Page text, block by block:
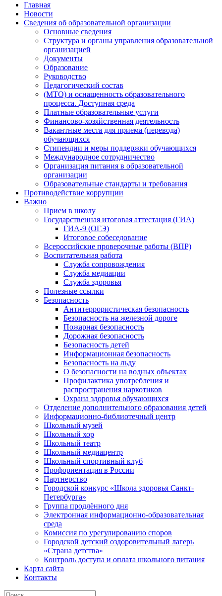
Главная
Новости
Сведения об образовательной организации
Основные сведения
Структура и органы управления образовательной
организацией
Документы
Образование
Руководство
Педагогический состав
(МТО) и оснащенность образовательного
процесса. Доступная среда
Платные образовательные услуги
Финансово-хозяйственная деятельность
Вакантные места для приема (перевода)
обучающихся
Стипендии и меры поддержки обучающихся
Международное сотрудничество
Организация питания в образовательной
организации
Образовательные стандарты и требования
Противодействие коррупции
Важно
Прием в школу
Государственная итоговая аттестация (ГИА)
ГИА-9 (ОГЭ)
Итоговое собеседование
Всероссийские проверочные работы (ВПР)
Воспитательная работа
Служба сопровождения
Служба медиации
Служба здоровья
Полезные ссылки
Безопасность
Антитеррористическая безопасность
Безопасность на железной дороге
Пожарная безопасность
Дорожная безопасность
Безопасность детей
Информационная безопасность
Безопасность на льду
О безопасности на водных объектах
Профилактика употребления и
распространения наркотиков
Охрана здоровья обучающихся
Отделение дополнительного образования детей
Информационно-библиотечный центр
Школьный музей
Школьный хор
Школьный театр
Школьный медиацентр
Школьный спортивный клуб
Профориентация в России
Партнерство
Городской конкурс «Школа здоровья Санкт-
Петербурга»
Группа продлённого дня
Электронная информационно-образовательная
среда
Комиссия по урегулированию споров
Городской детский оздоровительный лагерь
«Страна детства»
Контроль доступа и оплата школьного питания
Карта сайта
Контакты